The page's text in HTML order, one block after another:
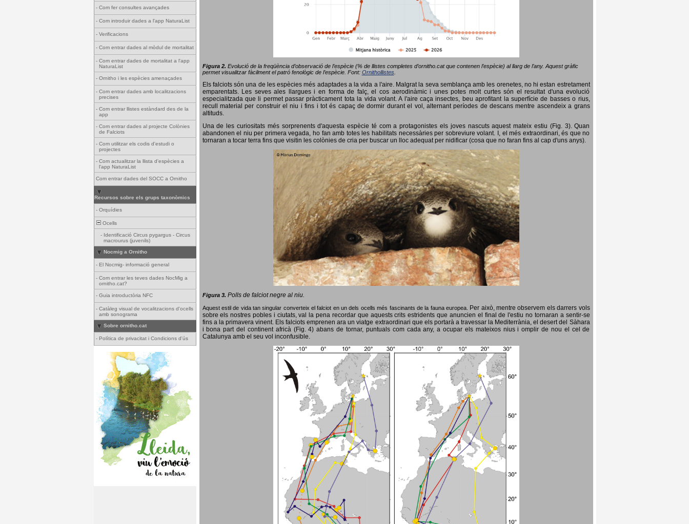
- Com fer consultes avançades
- Com introduir dades a l'app NaturaList
- Verificacions
- Com entrar dades al mòdul de mortalitat
- Com entrar dades de mortalitat a l'app
NaturaList
- Ornitho i les espècies amenaçades
- Com entrar dades amb localitzacions
precises
- Com entrar llistes estàndard des de la
app
- Com entrar dades al projecte Colònies
de Falciots
- Com utilitzar els codis d'estudi o
projectes
- Com actualitzar la llista d'espècies a
l'app NaturaList
Com entrar dades del SOCC a Ornitho
Recursos sobre els grups taxonòmics
- Orquídies
Ocells
- Identificació Circus pygargus - Circus
macrourus (juvenils)
Nocmig a Ornitho
- El Nocmig- informació general
- Com entrar les teves dades NocMig a
ornitho.cat?
- Guia introductòria NFC
- Catàleg visual de vocalitzacions d'ocells
amb sonograma
Sobre ornitho.cat
- Política de privacitat i Condicions d'ús
Figura 2. Evolució de la freqüència d’observació de l’espècie (% de llistes completes d’ornitho.cat que contenen l’espècie) al llarg de l’any. Aquest gràfic
permet visualitzar fàcilment el patró fenològic de l’espècie. Font: Ornithollistes.
Els falciots són una de les espècies més adaptades a la vida a l'aire. Malgrat la seva semblança amb les orenetes, no hi estan estretament
emparentats. Les seves ales llargues i en forma de falç, el cos aerodinàmic i unes potes molt curtes són el resultat d'una evolució
especialitzada que li permet passar pràcticament tota la vida volant. A l'aire caça insectes, beu aprofitant la superfície de basses o rius,
recull material per construir el niu i fins i tot és capaç de dormir durant el vol, alternant períodes de descans mentre ascendeix a grans
altituds.
Una de les curiositats més sorprenents d'aquesta espècie té com a protagonistes els joves nascuts aquest mateix estiu (Fig. 3). Quan
abandonen el niu per primera vegada, ho fan amb totes les habilitats necessàries per sobreviure volant. I, el més extraordinari, és que no
tornaran a tocar terra fins que visitin les colònies de cria per buscar un lloc adequat per nidificar (cosa que no faran fins al cap d'uns anys).
Figura 3. Polls de falciot negre al niu.
Aquest estil de vida tan singular converteix el falciot en un dels ocells més fascinants de la fauna europea. Per això, mentre observem els darrers vols
sobre els nostres pobles i ciutats, val la pena recordar que aquests crits estridents que anuncien el final de l'estiu no tornaran a sentir-se
fins a la primavera vinent. Els falciots emprenen ara un viatge extraordinari que els portarà a travessar la Mediterrània, el desert del Sàhara
i bona part del continent africà (Fig. 4) abans de tornar, puntuals com cada any, a ocupar els mateixos nius i omplir de nou el cel de
Catalunya amb el seu vol inconfusible.